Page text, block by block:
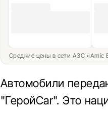
Средние цены в сети АЗС «Amic
Автомобили
"ГеройСar". Это